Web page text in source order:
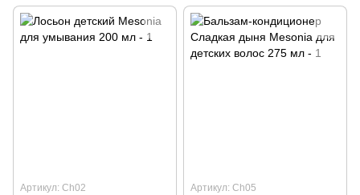
Артикул: Ch02 Артикул: Ch05